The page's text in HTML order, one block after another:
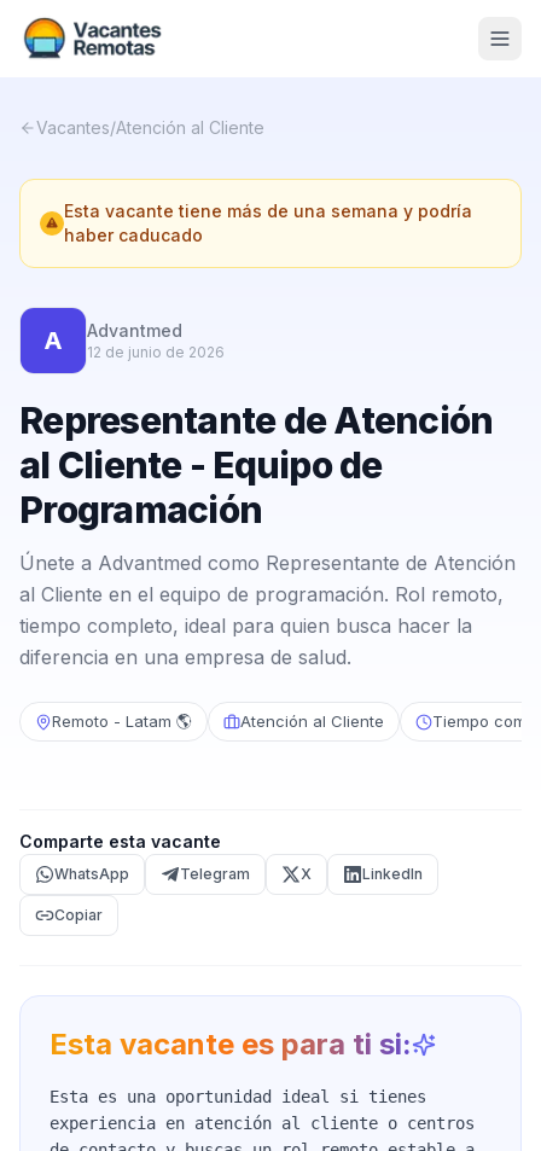
Nosotros
Contacto
Calculadora Freelance
Vacantes/Atención al Cliente
Esta vacante tiene más de una semana y podría
haber caducado
A Advantmed
12 de junio de 2026
Representante de Atención
al Cliente - Equipo de
Programación
Únete a Advantmed como Representante de Atención
al Cliente en el equipo de programación. Rol remoto,
tiempo completo, ideal para quien busca hacer la
diferencia en una empresa de salud.
Remoto - Latam 🌎 Atención al Cliente Tiempo
Comparte esta vacante
WhatsApp Telegram X LinkedIn
Copiar
Esta vacante es para ti si:
Esta es una oportunidad ideal si tienes
experiencia en atención al cliente o centros